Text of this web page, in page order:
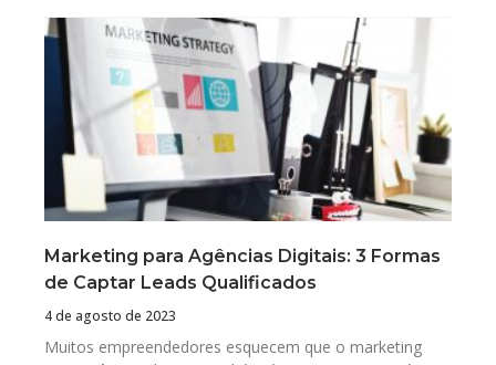
Marketing para Agências Digitais: 3 Formas
de Captar Leads Qualificados
4 de agosto de 2023
Muitos empreendedores esquecem que o marketing